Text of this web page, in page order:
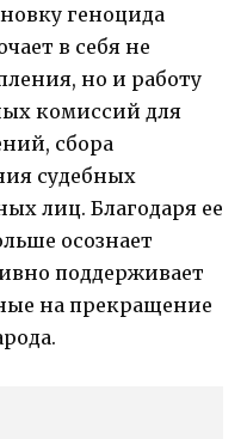
геноцида
в себя не
но и работу
комиссий для
сбора
судебных
лиц. Благодаря ее
осознает
поддерживает
на прекращение